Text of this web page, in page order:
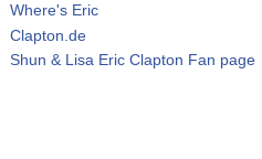
Where's Eric
Clapton.de
Shun & Lisa Eric Clapton Fan page